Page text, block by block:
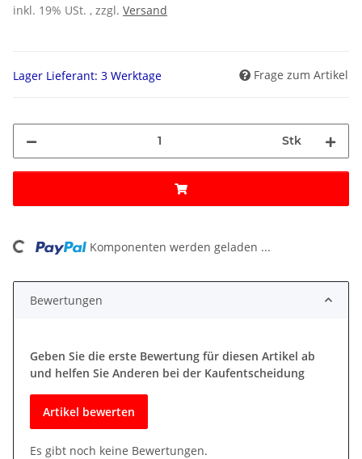
inkl. 19% USt. , zzgl. Versand
Lager Lieferant: 3 Werktage Frage zum Artikel
Stk
Komponenten werden geladen ...
Bewertungen
Geben Sie die erste Bewertung für diesen Artikel ab
und helfen Sie Anderen bei der Kaufentscheidung
Artikel bewerten
Es gibt noch keine Bewertungen.